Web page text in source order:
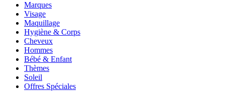
Marques
Visage
Maquillage
Hygiène & Corps
Cheveux
Hommes
Bébé & Enfant
Thèmes
Soleil
Offres Spéciales